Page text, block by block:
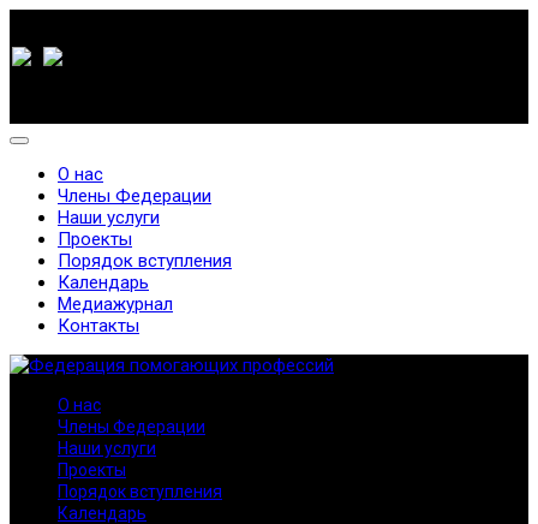
О нас
Члены Федерации
Наши услуги
Проекты
Порядок вступления
Календарь
Медиажурнал
Контакты
О нас
Члены Федерации
Наши услуги
Проекты
Порядок вступления
Календарь